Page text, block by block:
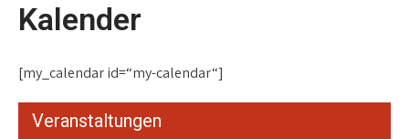
Kalender
[my_calendar id=“my-calendar“]
Veranstaltungen